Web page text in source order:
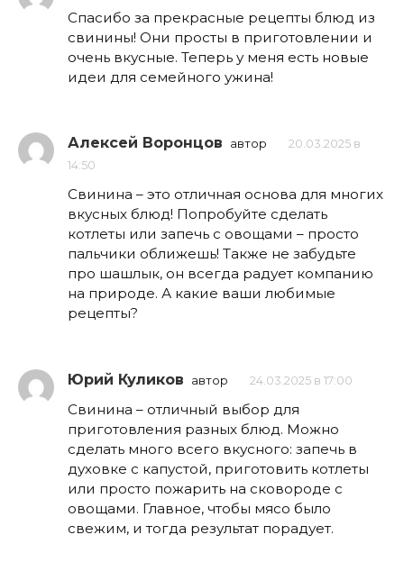
Спасибо за прекрасные рецепты блюд из
свинины! Они просты в приготовлении и
очень вкусные. Теперь у меня есть новые
идеи для семейного ужина!
Алексей Воронцов автор
20.03.2025 в
14:50
Свинина – это отличная основа для многих
вкусных блюд! Попробуйте сделать
котлеты или запечь с овощами – просто
пальчики оближешь! Также не забудьте
про шашлык, он всегда радует компанию
на природе. А какие ваши любимые
рецепты?
Юрий Куликов автор 24.03.2025 в 17:00
Свинина – отличный выбор для
приготовления разных блюд. Можно
сделать много всего вкусного: запечь в
духовке с капустой, приготовить котлеты
или просто пожарить на сковороде с
овощами. Главное, чтобы мясо было
свежим, и тогда результат порадует.